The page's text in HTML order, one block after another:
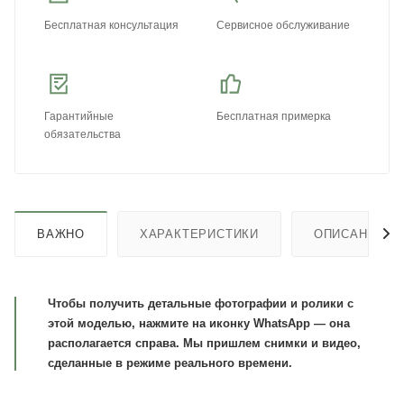
Бесплатная консультация Сервисное обслуживание
Гарантийные
обязательства
Бесплатная примерка
ВАЖНО ХАРАКТЕРИСТИКИ ОПИСАНИЕ
Чтобы получить детальные фотографии и ролики с
этой моделью, нажмите на иконку WhatsApp — она
располагается справа. Мы пришлем снимки и видео,
сделанные в режиме реального времени.